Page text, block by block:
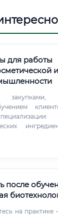
для работы
и
Биотехнолог-
после
на